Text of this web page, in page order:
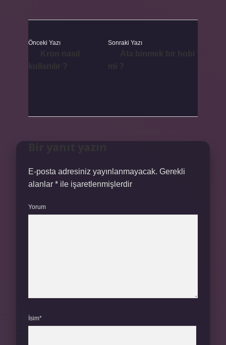
Önceki Yazı Sonraki Yazı
E-posta adresiniz yayınlanmayacak. Gerekli
alanlar * ile işaretlenmişlerdir
Yorum
İsim*